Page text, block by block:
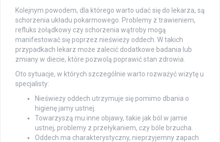
Kolejnym powodem, dla którego warto udać się do lekarza, są
schorzenia układu pokarmowego. Problemy z trawieniem,
refluks żołądkowy czy schorzenia wątroby mogą
manifestować się poprzez nieświeży oddech. W takich
przypadkach lekarz może zalecić dodatkowe badania lub
zmiany w diecie, które pozwolą poprawić stan zdrowia.
Oto sytuacje, w których szczególnie warto rozważyć wizytę u
specjalisty:
Nieświeży oddech utrzymuje się pomimo dbania o
higienę jamy ustnej.
Towarzyszą mu inne objawy, takie jak ból w jamie
ustnej, problemy z przełykaniem, czy bóle brzucha.
Oddech ma charakterystyczny, nieprzyjemny zapach